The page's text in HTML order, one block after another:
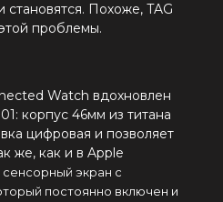
Похоже, TAG
проблемы.
Watch вдохновлен
корпус 46мм из титана
цифровая и позволяет
же, как и в Apple
экран с
постоянно включен и